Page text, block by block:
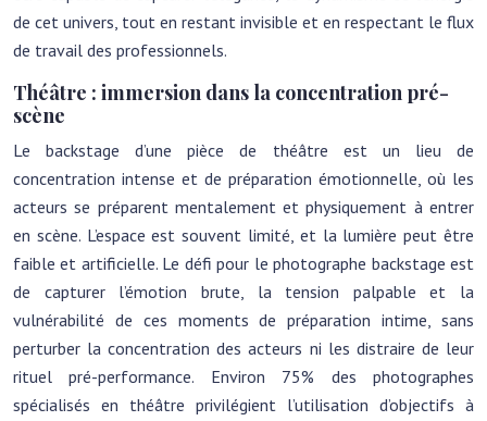
de cet univers, tout en restant invisible et en respectant le flux
de travail des professionnels.
Théâtre : immersion dans la concentration pré-
scène
Le backstage d’une pièce de théâtre est un lieu de
concentration intense et de préparation émotionnelle, où les
acteurs se préparent mentalement et physiquement à entrer
en scène. L’espace est souvent limité, et la lumière peut être
faible et artificielle. Le défi pour le photographe backstage est
de capturer l’émotion brute, la tension palpable et la
vulnérabilité de ces moments de préparation intime, sans
perturber la concentration des acteurs ni les distraire de leur
rituel pré-performance. Environ 75% des photographes
spécialisés en théâtre privilégient l’utilisation d’objectifs à